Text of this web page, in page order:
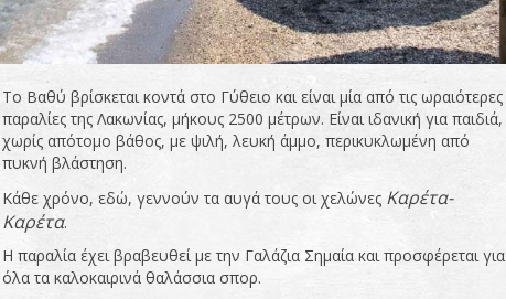
Το Βαθύ βρίσκεται κοντά στο Γύθειο και είναι μία από τις ωραιότερες
παραλίες της Λακωνίας, μήκους 2500 μέτρων. Είναι ιδανική για παιδιά,
χωρίς απότομο βάθος, με ψιλή, λευκή άμμο, περικυκλωμένη από
πυκνή βλάστηση.
Κάθε χρόνο, εδώ, γεννούν τα αυγά τους οι χελώνες Καρέτα-
Καρέτα.
Η παραλία έχει βραβευθεί με την Γαλάζια Σημαία και προσφέρεται για
όλα τα καλοκαιρινά θαλάσσια σπορ.